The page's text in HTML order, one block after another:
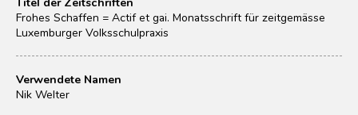
Frohes Schaffen = Actif et gai. Monatsschrift für zeitgemässe
Luxemburger Volksschulpraxis
Verwendete Namen
Nik Welter